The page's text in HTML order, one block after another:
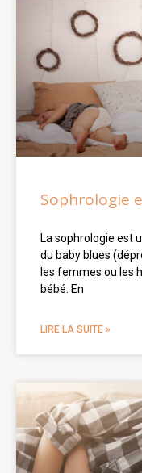
Sophrologie
La sophrologie est
du baby blues
les femmes ou les
bébé. En
LIRE LA SUITE »